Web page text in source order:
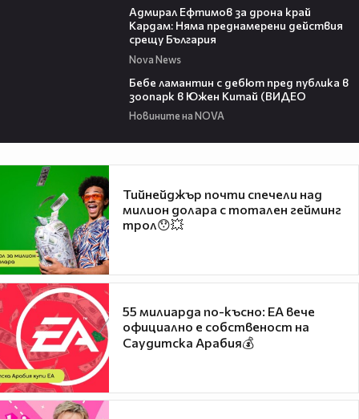
Адмирал Ефтимов за дрона край
Кардам: Няма преднамерени действия
срещу България
Nova News
Бебе ламантин с дебют пред публика в
зоопарк в Южен Китай (ВИДЕО
Новините на NOVA
Тийнейджър почти спечели над
милион долара с тотален гейминг
трол😯💥
55 милиарда по-късно: EA вече
официално е собственост на
Саудитска Арабия💰